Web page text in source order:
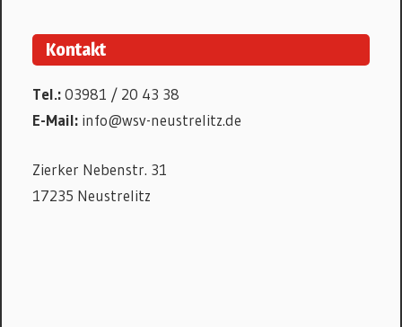
Kontakt
Tel.:03981 / 20 43 38
E-Mail: info@wsv-neustrelitz.de
Zierker Nebenstr. 31
17235 Neustrelitz